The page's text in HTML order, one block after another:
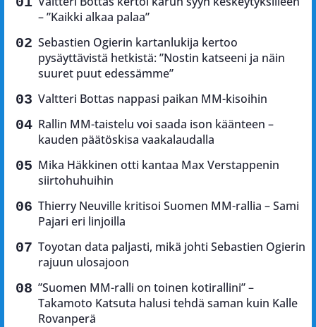
– ”Kaikki alkaa palaa”
Sebastien Ogierin kartanlukija kertoo
pysäyttävistä hetkistä: ”Nostin katseeni ja näin
suuret puut edessämme”
Valtteri Bottas nappasi paikan MM-kisoihin
Rallin MM-taistelu voi saada ison käänteen –
kauden päätöskisa vaakalaudalla
Mika Häkkinen otti kantaa Max Verstappenin
siirtohuhuihin
Thierry Neuville kritisoi Suomen MM-rallia – Sami
Pajari eri linjoilla
Toyotan data paljasti, mikä johti Sebastien Ogierin
rajuun ulosajoon
”Suomen MM-ralli on toinen kotirallini” –
Takamoto Katsuta halusi tehdä saman kuin Kalle
Rovanperä